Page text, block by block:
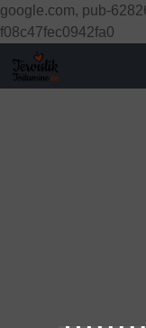
google.com, pub-
f08c47fec0942fa0
Skip to content